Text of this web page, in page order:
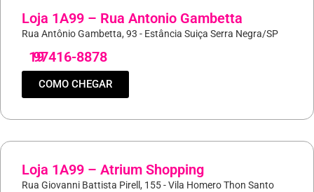
Loja 1A99 – Rua Antonio Gambetta
Rua Antônio Gambetta, 93 - Estância Suiça Serra Negra/SP
19
97416-8878
COMO CHEGAR
Loja 1A99 – Atrium Shopping
Rua Giovanni Battista Pirell, 155 - Vila Homero Thon Santo